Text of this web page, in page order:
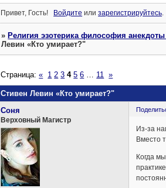
Привет, Гость! Войдите илизарегистрируйтесь.
»Религия эзотерика философия
Левин «Кто умирает?"
Стивен Левин «Кто умирает?"
Страница:« 1 2 3 4 5 6 11 »
Соня
Верховный Магистр
Из-за
Вместо
Когда